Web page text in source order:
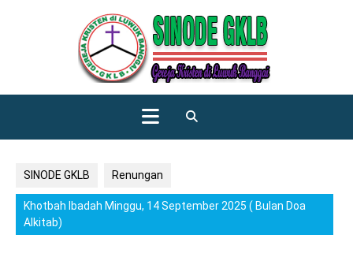
Open
SINODE GKLB Renungan
Khotbah Ibadah Minggu, 14 September 2025 ( Bulan Doa
Alkitab)